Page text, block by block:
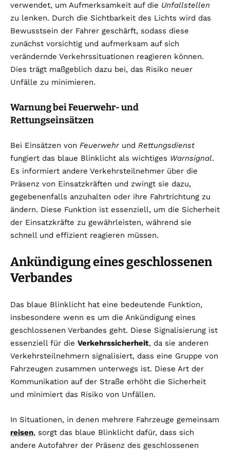
verwendet, um Aufmerksamkeit auf die Unfallstellen
zu lenken. Durch die Sichtbarkeit des Lichts wird das
Bewusstsein der Fahrer geschärft, sodass diese
zunächst vorsichtig und aufmerksam auf sich
verändernde Verkehrssituationen reagieren können.
Dies trägt maßgeblich dazu bei, das Risiko neuer
Unfälle zu minimieren.
Warnung bei Feuerwehr- und
Rettungseinsätzen
Bei Einsätzen von Feuerwehrund Rettungsdienst
fungiert das blaue Blinklicht als wichtiges Warnsignal.
Es informiert andere Verkehrsteilnehmer über die
Präsenz von Einsatzkräften und zwingt sie dazu,
gegebenenfalls anzuhalten oder ihre Fahrtrichtung zu
ändern. Diese Funktion ist essenziell, um die Sicherheit
der Einsatzkräfte zu gewährleisten, während sie
schnell und effizient reagieren müssen.
Ankündigung eines geschlossenen
Verbandes
Das blaue Blinklicht hat eine bedeutende Funktion,
insbesondere wenn es um die Ankündigung eines
geschlossenen Verbandes geht. Diese Signalisierung ist
essenziell für die Verkehrssicherheit, da sie anderen
Verkehrsteilnehmern signalisiert, dass eine Gruppe von
Fahrzeugen zusammen unterwegs ist. Diese Art der
Kommunikation auf der Straße erhöht die Sicherheit
und minimiert das Risiko von Unfällen.
In Situationen, in denen mehrere Fahrzeuge gemeinsam
reisen, sorgt das blaue Blinklicht dafür, dass sich
andere Autofahrer der Präsenz des geschlossenen